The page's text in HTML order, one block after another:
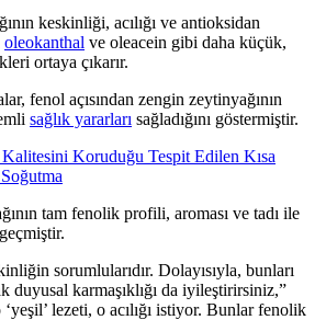
keskinliği, acılığı ve antioksidan
oleokanthal ve oleacein gibi daha küçük,
ortaya çıkarır.
fenol açısından zengin zeytinyağının
sağlık yararları sağladığını göstermiştir.
Koruduğu Tespit Edilen Kısa
tam fenolik profili, aroması ve tadı ile
sorumlularıdır. Dolayısıyla, bunları
duyusal karmaşıklığı da iyileştirirsiniz,”
‘yeşil’ le­zeti, o acı­lı­ğı istiyor. Bunlar fenolik